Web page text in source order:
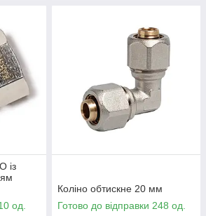
із
од.
Коліно обтискне 20 мм
Готово до відправки 248 од.